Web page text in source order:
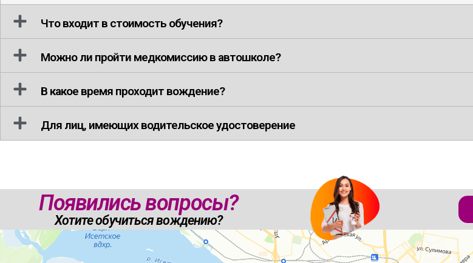
Что входит в стоимость обучения?
Можно ли пройти медкомиссию в автошколе?
В какое время проходит вождение?
Для лиц, имеющих водительское удостоверение
Появились вопросы?
Хотите обучиться вождению?